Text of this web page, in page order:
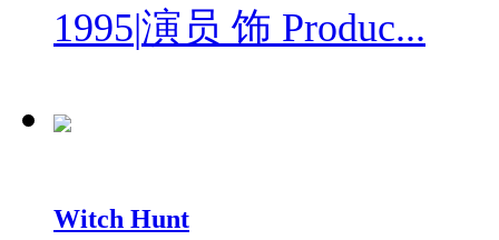
1995|演员 饰 Produc...
Witch Hunt